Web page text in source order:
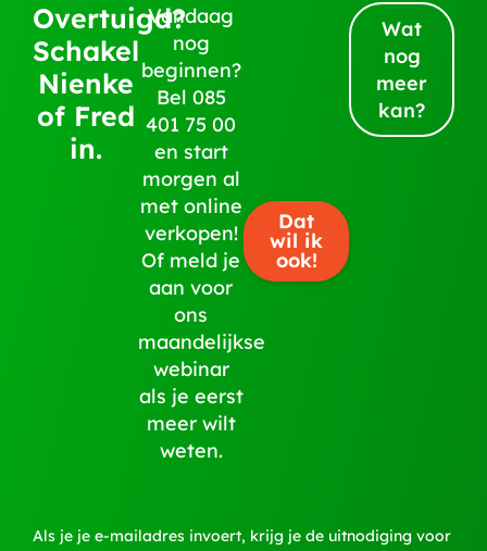
Overtuigd?
Schakel
Nienke
of Fred
in.
Vandaag
nog
beginnen?
Bel 085
401 75 00
en start
morgen al
met online
verkopen!
Of meld je
aan voor
ons
maandelijkse
webinar
als je eerst
meer wilt
weten.
Dat
wil ik
ook!
Wat
nog
meer
kan?
Als je je e-mailadres invoert, krijg je de uitnodiging voor